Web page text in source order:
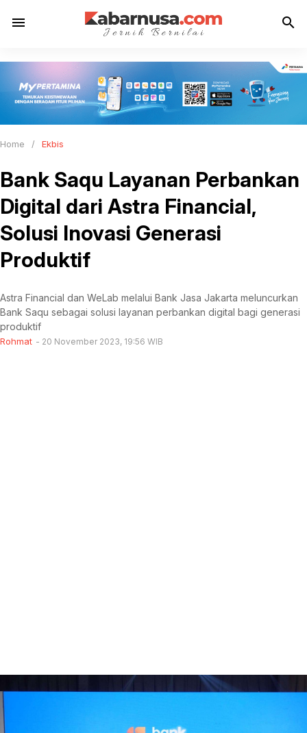
menu search
Home / Ekbis
Bank Saqu Layanan Perbankan
Digital dari Astra Financial,
Solusi Inovasi Generasi
Produktif
Astra Financial dan WeLab melalui Bank Jasa Jakarta meluncurkan
Bank Saqu sebagai solusi layanan perbankan digital bagi generasi
produktif
Rohmat 20 November 2023, 19:56 WIB